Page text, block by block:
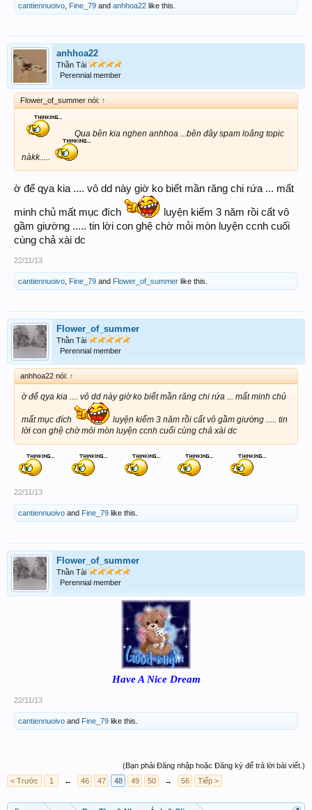
cantiennuoivo Fine_79 and anhhoa22 like this.
anhhoa22
Thần Tài
Perennial member
Flower_of_summer nói: ↑
Qua bên kia nghen anhhoa ...bên đây spam loãng topic
nàkk.....
ờ để qya kia .... vô dd này giờ ko biết mần răng chi rứa ... mất
minh chủ mất mục đích
luyện kiếm 3 năm rồi cất vô
gầm giường ..... tin lời con ghệ chờ mỏi mòn luyện ccnh cuối
cùng chả xài dc
22/11/13
cantiennuoivo Fine_79 and Flower_of_summer like this.
Flower_of_summer
Thần Tài
Perennial member
anhhoa22 nói: ↑
ờ để qya kia .... vô dd này giờ ko biết mần răng chi rứa ... mất minh chủ
mất mục đích
luyện kiếm 3 năm rồi cất vô gầm giường ..... tin
lời con ghệ chờ mỏi mòn luyện ccnh cuối cùng chả xài dc
22/11/13
cantiennuoivo and Fine_79 like this.
Flower_of_summer
Thần Tài
Perennial member
Have A Nice Dream
22/11/13
cantiennuoivo and Fine_79 like this.
(Bạn phải Đăng nhập hoặc Đăng ký để trả lời bài viết.)
< Trước
1 ← 46 47 48 49 50 → 56 Tiếp >